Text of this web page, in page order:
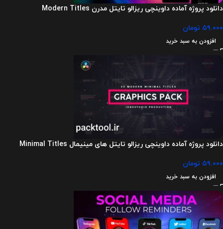
دانلود پروژه آماده داوینچی ریزالو تایتل مدرن Modern Titles
۵۹.۰۰۰ تومان
افزودن به سبد خرید
دانلود پروژه آماده داوینچی ریزالو تایتل های مینیمال Minimal Titles
۵۹.۰۰۰ تومان
افزودن به سبد خرید